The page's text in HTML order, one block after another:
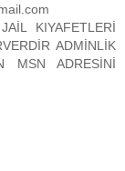
KIYAFETLERİ
ADMİNLİK
MSN ADRESİNİ